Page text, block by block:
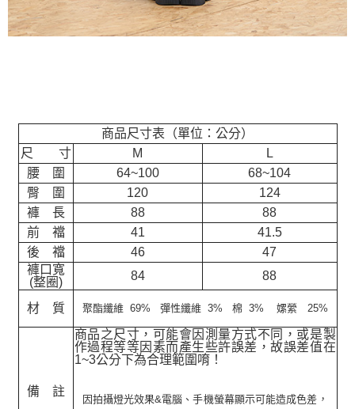
商品尺寸表（單位：公分）
尺 寸
M
L
腰 圍
64~100
68~104
臀 圍
120
124
褲 長
88
88
前 襠
41
41.5
後 襠
46
47
褲口寬
(整圈)
84 88
材 質 聚酯纖維 69% 彈性纖維 3% 棉 3% 嫘縈 25%
備 註
商品之尺寸，可能會因測量方式不同，或是製
作過程等等因素而產生些許誤差，故誤差值在
1~3公分下為合理範圍唷！
因拍攝燈光效果&電腦、手機螢幕顯示可能造成色差，